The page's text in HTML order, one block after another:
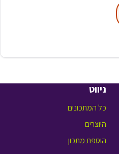
ניווט
כל המתכונים
היוצרים
הוספת מתכון